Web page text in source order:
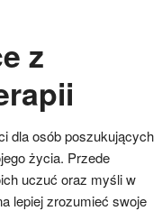
z
dla osób poszukujących
życia. Przede
uczuć oraz myśli w
lepiej zrozumieć swoje